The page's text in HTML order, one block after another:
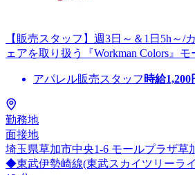
【販売スタッフ】週3日～＆1日5h～/
ェアを取り扱う『Workman Colors』
アパレル販売スタッフ 時給1,200
勤務地
面接地
埼玉県草加市中央1-6 モールプラザ草
◆東武伊勢崎線(東武スカイツリーラ